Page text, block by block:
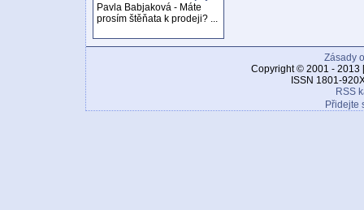
Pavla Babjaková - Máte
prosím štěňata k prodeji? ...
Zásady
Copyright © 2001 - 2013
ISSN 1801-
RSS
Přidejte